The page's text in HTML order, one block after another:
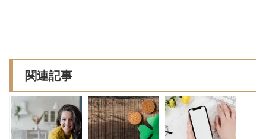
関連記事